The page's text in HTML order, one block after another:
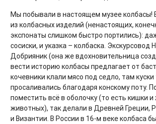
Мы побывали в настоящем музее колбасы!
из колбасных изделий (ненастоящих,
экспонаты слишком быстро портились):
сосиски, и указка – колбаска. Экскурсовод
Добрияник (она же вдохновительница
вести историю колбасы предлагает от
кочевники клали мясо под седло, там куски
просаливались благодаря конскому поту.
поместить всё в оболочку (то есть кишки
животных), так делали в Древней Греции,
и Византии. В России в 16-м веке колбаса